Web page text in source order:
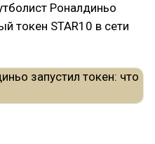
Роналдиньо
токен STAR10 в сети